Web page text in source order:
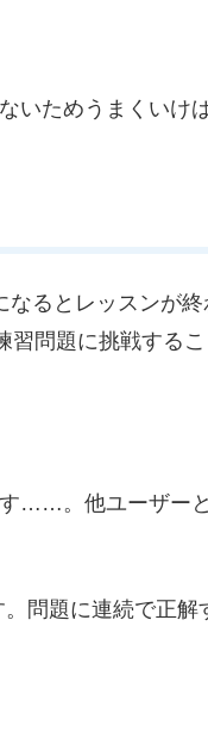
いためうまくいけ
るとレッスンが
問題に挑戦するこ
……。他ユーザー
問題に連続で正解